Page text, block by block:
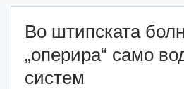
Во штипската
„оперира“ само
систем